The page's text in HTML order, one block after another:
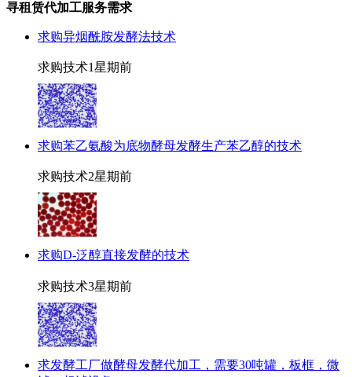
寻租赁代加工服务需求
求购异烟酰胺发酵法技术
求购技术1星期前
求购苯乙氨酸为底物酵母发酵生产苯乙醇的技术
求购技术2星期前
求购D-泛醇直接发酵的技术
求购技术3星期前
求发酵工厂做酵母发酵代加工，需要30吨罐，板框，微